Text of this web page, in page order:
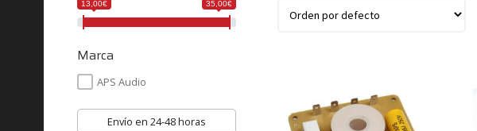
13,00€ 35,00€
Marca
APS Audio
Envío en 24-48 horas